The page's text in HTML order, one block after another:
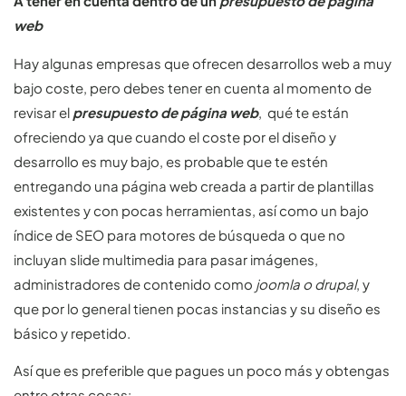
web
Hay algunas empresas que ofrecen desarrollos web a muy
bajo coste, pero debes tener en cuenta al momento de
revisar el presupuesto de página web, qué te están
ofreciendo ya que cuando el coste por el diseño y
desarrollo es muy bajo, es probable que te estén
entregando una página web creada a partir de plantillas
existentes y con pocas herramientas, así como un bajo
índice de SEO para motores de búsqueda o que no
incluyan slide multimedia para pasar imágenes,
administradores de contenido como joomla o drupal, y
que por lo general tienen pocas instancias y su diseño es
básico y repetido.
Así que es preferible que pagues un poco más y obtengas